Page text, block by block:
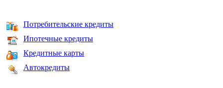
Потребительские кредиты
Ипотечные кредиты
Кредитные карты
Автокредиты